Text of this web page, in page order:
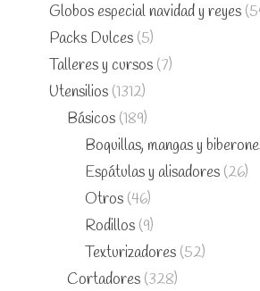
Globos especial navidad y reyes
Packs Dulces (5)
Talleres y cursos (7)
Utensilios (1312)
Básicos (189)
Boquillas, mangas y
Espátulas y alisadores (26)
Otros (46)
Rodillos (9)
Texturizadores (52)
Cortadores (328)